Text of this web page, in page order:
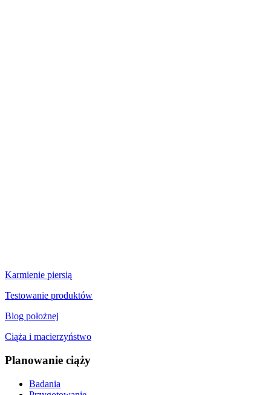
Karmienie piersią
Testowanie produktów
Blog położnej
Ciąża i macierzyństwo
Planowanie ciąży
Badania